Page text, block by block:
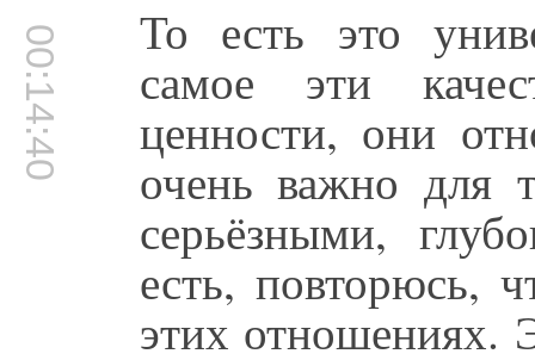
00:14:40 То есть это
самое эти
ценности, они
очень важно для
серьёзными,
есть, повторюсь,
этих отношениях.